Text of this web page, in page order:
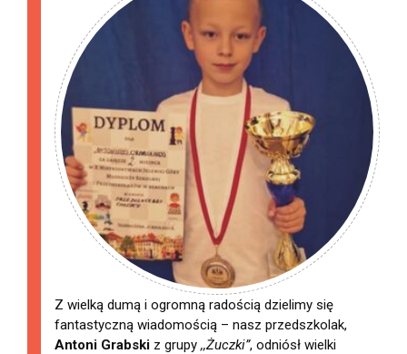
Z wielką dumą i ogromną radością dzielimy się
fantastyczną wiadomością – nasz przedszkolak,
Antoni Grabski z grupy ,,Żuczki”, odniósł wielki